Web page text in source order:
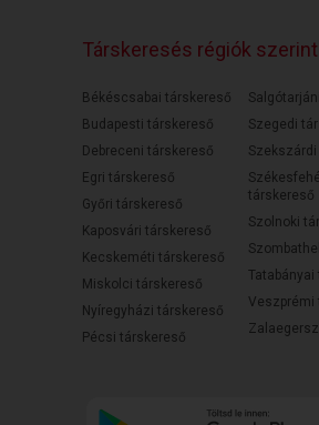
Társkeresés régiók szerint
Békéscsabai társkereső
Budapesti társkereső
Debreceni társkereső
Egri társkereső
Győri társkereső
Kaposvári társkereső
Kecskeméti társkereső
Miskolci társkereső
Nyíregyházi társkereső
Pécsi társkereső
Szegedi
társkereső
Szolnoki
Veszprémi